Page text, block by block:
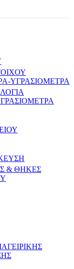
ΥΓΡΑΣΙΟΜΕΤΡΑ
& ΘΗΚΕΣ